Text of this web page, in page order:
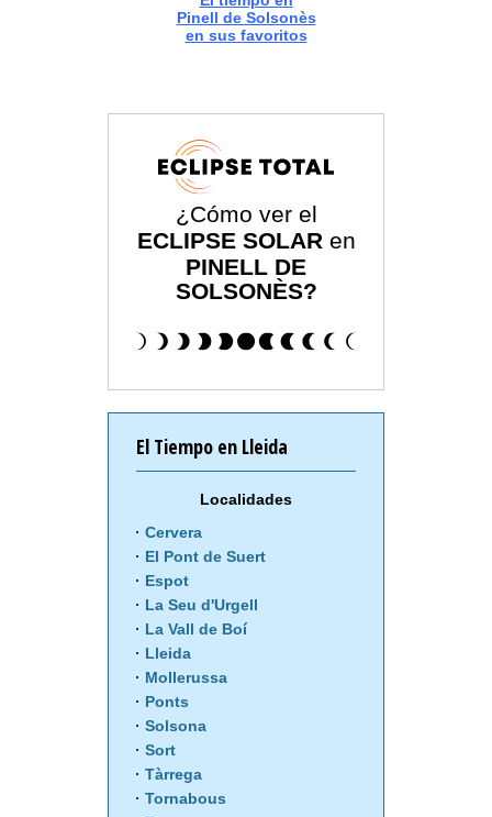
Pinell de Solsonès
en sus favoritos
¿Cómo ver el
ECLIPSE SOLAR en
PINELL DE
SOLSONÈS?
El Tiempo en Lleida
Localidades
Cervera
El Pont de Suert
Espot
La Seu d'Urgell
La Vall de Boí
Lleida
Mollerussa
Ponts
Solsona
Sort
Tàrrega
Tornabous